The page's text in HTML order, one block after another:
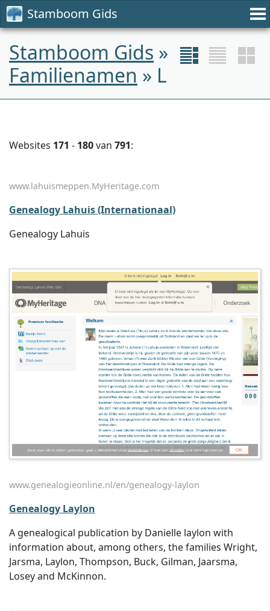
Stamboom Gids
Stamboom Gids »
Familienamen » L
Websites 171 - 180van 791:
www.lahuismeppen.MyHeritage.com
Genealogy Lahuis (Internationaal)
Genealogy Lahuis
www.genealogieonline.nl/en/genealogy-laylon
Genealogy Laylon
A genealogical publication by Danielle laylon with
information about, among others, the families Wright,
Jarsma, Laylon, Thompson, Buck, Gilman, Jaarsma,
Losey and McKinnon.